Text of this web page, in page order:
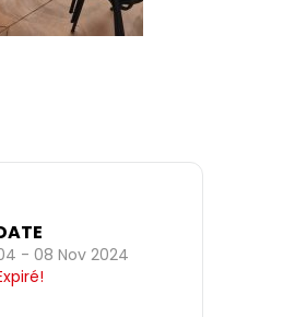
- 08 Nov 2024